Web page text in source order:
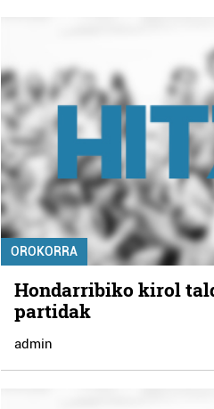
OROKORRA
Hondarribiko kirol
partidak
admin